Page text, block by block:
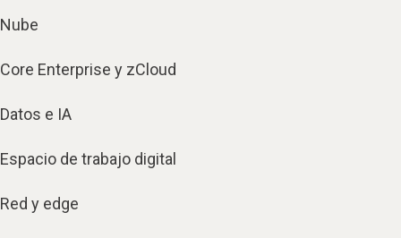
Nube
Core Enterprise y zCloud
Datos e IA
Espacio de trabajo digital
Red y edge